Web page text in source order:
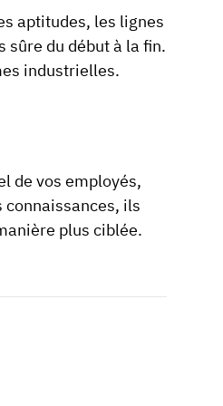
aptitudes, les lignes
sûre du début à la fin.
industrielles.
de vos employés,
ils
plus ciblée.